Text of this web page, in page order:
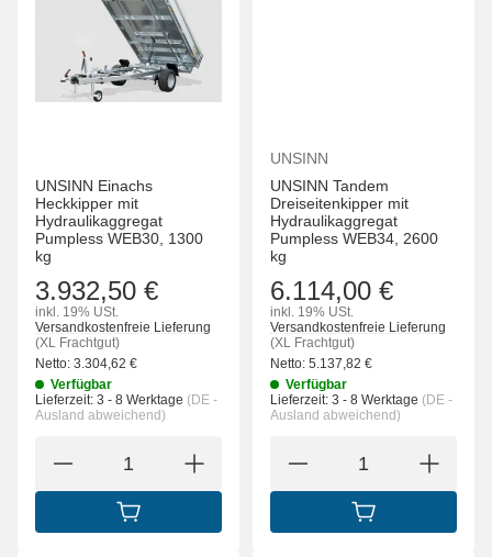
UNSINN Einachs
Heckkipper mit
Hydraulikaggregat
Pumpless WEB30, 1300
kg
3.932,50 €
inkl. 19% USt.
Versandkostenfreie Lieferung
(XL Frachtgut)
Netto: 3.304,62 €
Verfügbar
Lieferzeit: 3 - 8 Werktage (DE -
Ausland abweichend)
IN DEN WARENKORB
UNSINN
UNSINN Tandem
Dreiseitenkipper mit
Hydraulikaggregat
Pumpless WEB34, 2600
kg
6.114,00 €
inkl. 19% USt.
Versandkostenfreie Lieferung
(XL Frachtgut)
Netto: 5.137,82 €
Verfügbar
Lieferzeit: 3 - 8 Werktage (DE -
Ausland abweichend)
IN DEN